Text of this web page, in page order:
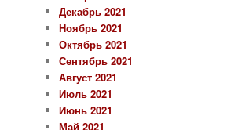
Декабрь 2021
Ноябрь 2021
Октябрь 2021
Сентябрь 2021
Август 2021
Июль 2021
Июнь 2021
Май 2021